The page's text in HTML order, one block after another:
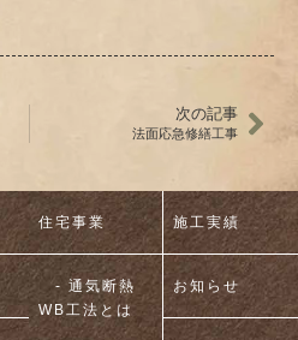
次の記事
法面応急修繕工事
住宅事業
- 通気断熱
WB工法とは
施工実績
お知らせ